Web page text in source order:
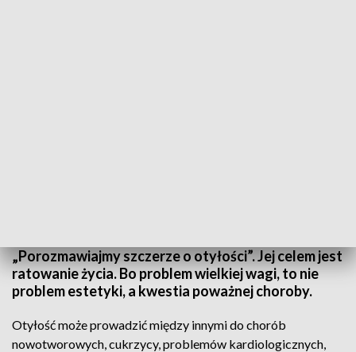
„Porozmawiajmy szczerze o otyłości”. Jej celem jest
ratowanie życia. Bo problem wielkiej wagi, to nie
problem estetyki, a kwestia poważnej choroby.
Otyłość może prowadzić między innymi do chorób
nowotworowych, cukrzycy, problemów kardiologicznych,